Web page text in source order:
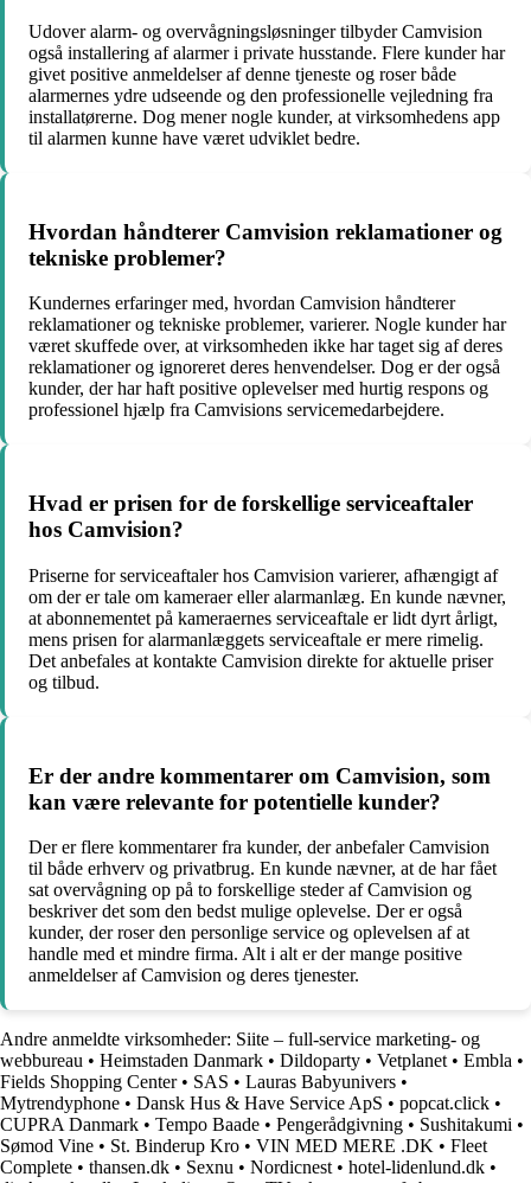
Udover alarm- og overvågningsløsninger tilbyder Camvision
også installering af alarmer i private husstande. Flere kunder har
givet positive anmeldelser af denne tjeneste og roser både
alarmernes ydre udseende og den professionelle vejledning fra
installatørerne. Dog mener nogle kunder, at virksomhedens app
til alarmen kunne have været udviklet bedre.
Hvordan håndterer Camvision reklamationer og
tekniske problemer?
Kundernes erfaringer med, hvordan Camvision håndterer
reklamationer og tekniske problemer, varierer. Nogle kunder har
været skuffede over, at virksomheden ikke har taget sig af deres
reklamationer og ignoreret deres henvendelser. Dog er der også
kunder, der har haft positive oplevelser med hurtig respons og
professionel hjælp fra Camvisions servicemedarbejdere.
Hvad er prisen for de forskellige serviceaftaler
hos Camvision?
Priserne for serviceaftaler hos Camvision varierer, afhængigt af
om der er tale om kameraer eller alarmanlæg. En kunde nævner,
at abonnementet på kameraernes serviceaftale er lidt dyrt årligt,
mens prisen for alarmanlæggets serviceaftale er mere rimelig.
Det anbefales at kontakte Camvision direkte for aktuelle priser
og tilbud.
Er der andre kommentarer om Camvision, som
kan være relevante for potentielle kunder?
Der er flere kommentarer fra kunder, der anbefaler Camvision
til både erhverv og privatbrug. En kunde nævner, at de har fået
sat overvågning op på to forskellige steder af Camvision og
beskriver det som den bedst mulige oplevelse. Der er også
kunder, der roser den personlige service og oplevelsen af at
handle med et mindre firma. Alt i alt er der mange positive
anmeldelser af Camvision og deres tjenester.
Andre anmeldte virksomheder: Siite – full-service marketing- og
webbureau • Heimstaden Danmark • Dildoparty • Vetplanet • Embla •
Fields Shopping Center• SAS • Lauras Babyunivers •
Mytrendyphone • Dansk Hus & Have Service ApS • popcat.click •
CUPRA Danmark • Tempo Baade • Pengerådgivning • Sushitakumi •
Sømod Vine • St. Binderup Kro • VIN MED MERE .DK • Fleet
Complete • thansen.dk • Sexnu • Nordicnest • hotel-lidenlund.dk •